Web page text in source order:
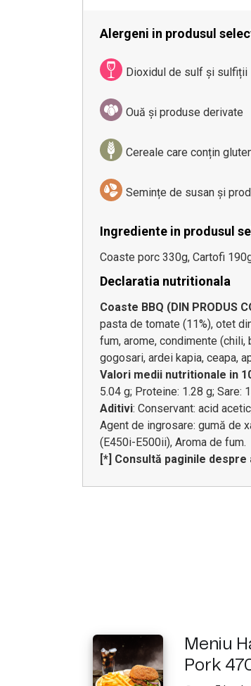
Alergeni in produsul
Dioxidul de sulf și sulfiții
Ouă și produse derivate
Cereale care conțin
Semințe de susan și
Ingrediente in produsul
Coaste porc 330g, Cartofi
Declaratia nutritionala
Coaste BBQ (DIN PRODUS
pasta de tomate (11%), otet
fum, arome, condimente
gogosari, ardei kapia, ceapa,
Valori medii nutritionale in
5.04 g; Proteine: 1.28 g; Sare:
Aditivi: Conservant: acid
Agent de ingrosare: gumă de
(E450i-E500ii), Aroma de fum.
[*] Consultă paginile
Meniu
Pork